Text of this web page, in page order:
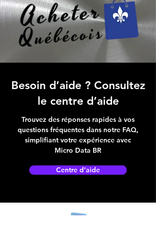
Besoin d’aide ? Consultez
le centre d’aide
Trouvez des réponses rapides à vos
questions fréquentes dans notre FAQ,
simplifiant votre expérience avec
Micro Data BR
Centre d’aide